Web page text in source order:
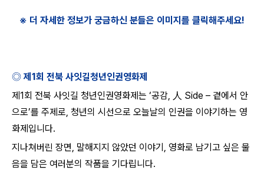
※ 더 자세한 정보가 궁금하신 분들은 이미지를 클릭해주세요!
◎ 제 1회 전북 사잇길청년인권영화제
제1회 전북 사잇길 청년인권영화제는 ‘공감, 人 Side – 곁에서 안
으로’를 주제로, 청년의 시선으로 오늘날의 인권을 이야기하는 영
화제입니다.
지나쳐버린 장면, 말해지지 않았던 이야기, 영화로 남기고 싶은 물
음을 담은 여러분의 작품을 기다립니다.